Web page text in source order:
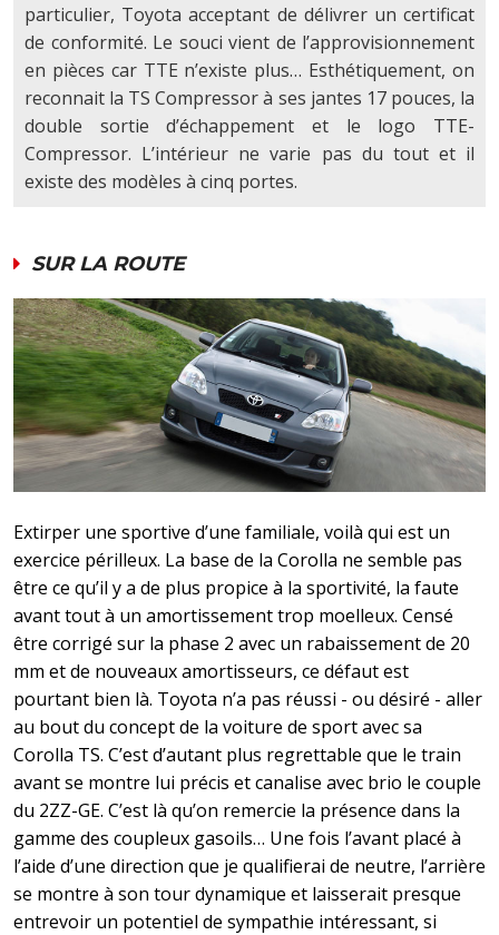
particulier, Toyota acceptant de délivrer un certificat
de conformité. Le souci vient de l’approvisionnement
en pièces car TTE n’existe plus… Esthétiquement, on
reconnait la TS Compressor à ses jantes 17 pouces, la
double sortie d’échappement et le logo TTE-
Compressor. L’intérieur ne varie pas du tout et il
existe des modèles à cinq portes.
SUR LA ROUTE
Extirper une sportive d’une familiale, voilà qui est un
exercice périlleux. La base de la Corolla ne semble pas
être ce qu’il y a de plus propice à la sportivité, la faute
avant tout à un amortissement trop moelleux. Censé
être corrigé sur la phase 2 avec un rabaissement de 20
mm et de nouveaux amortisseurs, ce défaut est
pourtant bien là. Toyota n’a pas réussi - ou désiré - aller
au bout du concept de la voiture de sport avec sa
Corolla TS. C’est d’autant plus regrettable que le train
avant se montre lui précis et canalise avec brio le couple
du 2ZZ-GE. C’est là qu’on remercie la présence dans la
gamme des coupleux gasoils… Une fois l’avant placé à
l’aide d’une direction que je qualifierai de neutre, l’arrière
se montre à son tour dynamique et laisserait presque
entrevoir un potentiel de sympathie intéressant, si